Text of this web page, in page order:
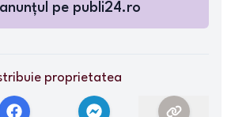
pe publi24.ro
proprietatea